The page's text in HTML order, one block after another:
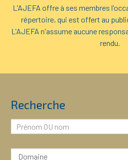
L'AJEFA offre à ses membres
répertoire, qui est offert au
L'AJEFA n'assume aucune
rendu.
Recherche